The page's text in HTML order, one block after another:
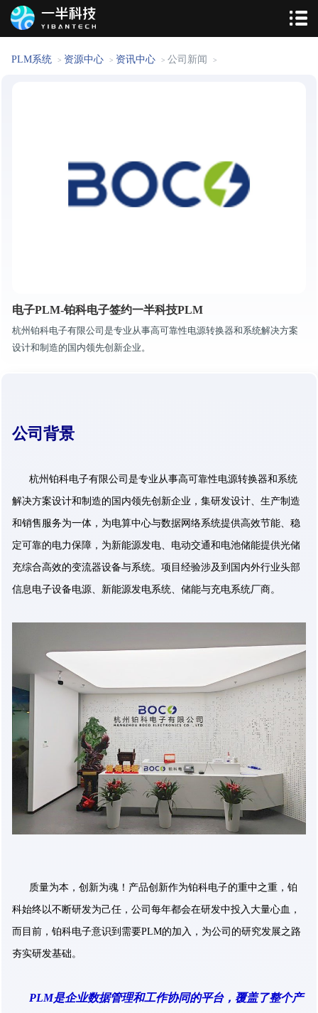
PLM系统 > 资源中心 > 资讯中心 > 公司新闻 >
电子PLM-铂科电子签约一半科技PLM
杭州铂科电子有限公司是专业从事高可靠性电源转换器和系统解决方案
设计和制造的国内领先创新企业。
公司背景
杭州铂科电子有限公司是专业从事高可靠性电源转换器和系统
解决方案设计和制造的国内领先创新企业，集研发设计、生产制造
和销售服务为一体，为电算中心与数据网络系统提供高效节能、稳
定可靠的电力保障，为新能源发电、电动交通和电池储能提供光储
充综合高效的变流器设备与系统。项目经验涉及到国内外行业头部
信息电子设备电源、新能源发电系统、储能与充电系统厂商。
质量为本，创新为魂！产品创新作为铂科电子的重中之重，铂
科始终以不断研发为己任，公司每年都会在研发中投入大量心血，
而目前，铂科电子意识到需要PLM的加入，为公司的研究发展之路
夯实研发基础。
PLM是企业数据管理和工作协同的平台，覆盖了整个产